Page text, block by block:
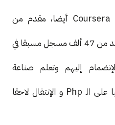
في هذا الكورس من منصة Coursera أيضا، مقدم من
جامعة ميشيغان أيضا، و بأزيد من 47 ألف مسجل مسبقا في
إليهم وتعلم صناعة
تطبيقات الويب بالإعتماد كليا على الـ Php و الإنتقال لاحقا